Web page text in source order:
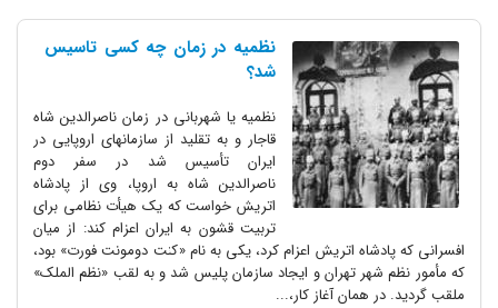
نظمیه در زمان چه کسی تاسیس
شد؟
نظمیه یا شهربانی در زمان ناصرالدین شاه
قاجار و به تقلید از سازمانهای اروپایی در
ایران تأسیس شد در سفر دوم
ناصرالدین شاه به اروپا، وی از پادشاه
اتریش خواست که یک هیأت نظامی برای
تربیت قشون به ایران اعزام کند: از میان
اتریش اعزام کرد، یکی به نام «کنت دومونت فورت» بود،
تهران و ایجاد سازمان پلیس شد و به لقب «نظم الملک»
همان آغاز کار،...